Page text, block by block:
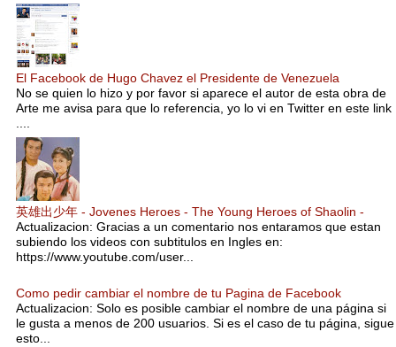
El Facebook de Hugo Chavez el Presidente de Venezuela
No se quien lo hizo y por favor si aparece el autor de esta obra de
Arte me avisa para que lo referencia, yo lo vi en Twitter en este link
英雄出少年 - Jovenes Heroes - The Young Heroes of Shaolin -
Actualizacion: Gracias a un comentario nos entaramos que estan
subiendo los videos con subtitulos en Ingles en:
https://www.youtube.com/user...
Como pedir cambiar el nombre de tu Pagina de Facebook
Actualizacion: Solo es posible cambiar el nombre de una página si
le gusta a menos de 200 usuarios. Si es el caso de tu página, sigue
esto...